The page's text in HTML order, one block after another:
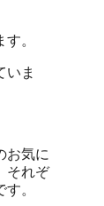
。
いま
お気に
それぞ
。